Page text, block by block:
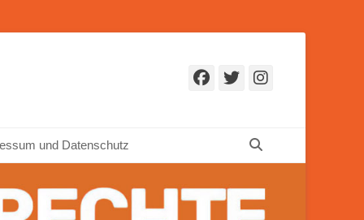
Facebook
Twitter
und Datenschutz